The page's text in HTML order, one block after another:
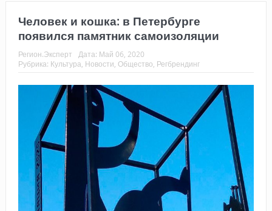
Человек и кошка: в Петербурге
появился памятник самоизоляции
Регион.Эксперт Дата: Май 06, 2020
Рубрика: Культура, Новости, Общество, Регбрендинг